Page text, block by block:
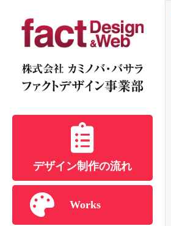
デザイン制作の流れ
Works